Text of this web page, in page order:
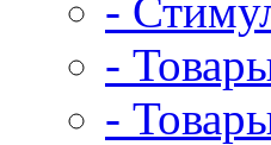
-
-
-